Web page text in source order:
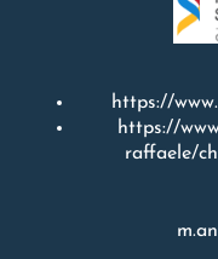
https://
https://
raffaele/